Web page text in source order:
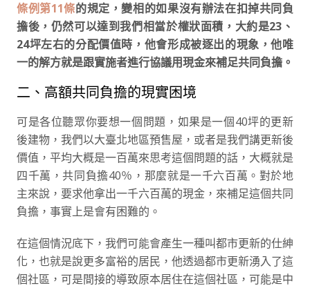
條例第11條的規定，變相的如果沒有辦法在扣掉共同負
擔後，仍然可以達到我們相當於權狀面積，大約是23、
24坪左右的分配價值時，他會形成被逐出的現象，他唯
一的解方就是跟實施者進行協議用現金來補足共同負擔。
二、高額共同負擔的現實困境
可是各位聽眾你要想一個問題，如果是一個40坪的更新
後建物，我們以大臺北地區預售屋，或者是我們講更新後
價值，平均大概是一百萬來思考這個問題的話，大概就是
四千萬，共同負擔40％，那麼就是一千六百萬。對於地
主來說，要求他拿出一千六百萬的現金，來補足這個共同
負擔，事實上是會有困難的。
在這個情況底下，我們可能會產生一種叫都市更新的仕紳
化，也就是說更多富裕的居民，他透過都市更新湧入了這
個社區，可是間接的導致原本居住在這個社區，可能是中